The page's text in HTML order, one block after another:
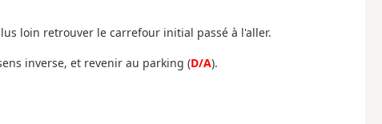
loin retrouver le carrefour initial passé à l'aller.
inverse, et revenir au parking (D/A).